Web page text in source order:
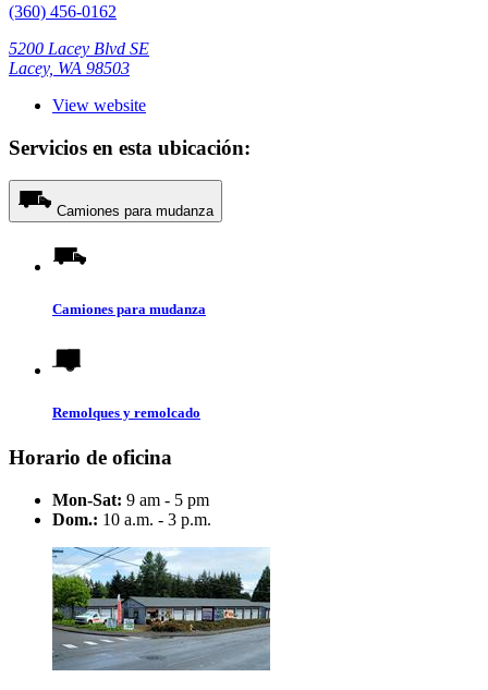
(360) 456-0162
5200 Lacey Blvd SE
Lacey, WA 98503
View website
Servicios en esta ubicación:
Camiones para mudanza
Camiones para mudanza
Remolques y remolcado
Horario de oficina
Mon-Sat: 9 am - 5 pm
Dom.: 10 a.m. - 3 p.m.